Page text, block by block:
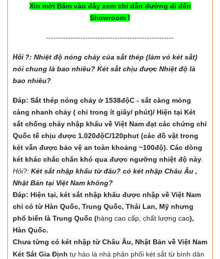
Xin mời Bấm vào đây xem chỉ dẫn đường đi đến
Showroom !
----------------------------------------------------
Hỏi ?: Nhiệt độ nóng chảy của sắt thép (làm vỏ két sắt)
nói chung là bao nhiêu? Két sắt chịu được Nhiệt độ là
bao nhiêu?
Đáp: Sắt thép nóng chảy ở 1538độC - sắt càng mỏng
càng nhanh chảy ( chỉ trong ít giây/ phút)/ Hiện tại Két
sắt chống cháy nhập khẩu về Việt Nam đạt các chứng chỉ
Quốc tế chịu được 1.020độC/120phut (các đồ vật trong
két vẫn được bảo vệ an toàn khoảng ~100độ). Các dòng
két khác chắc chắn khó qua được ngưỡng nhiệt độ này.
Hỏi?: Két sắt nhập khẩu từ đâu? có két nhập Châu Âu ,
Nhật Bản tại Việt Nam không?
Đáp: Hiện tại, két sắt nhập khẩu được nhập về Việt Nam
chỉ có từ Hàn Quốc, Trung Quốc, Thái Lan, Mỹ nhưng
phổ biến là Trung Quốc (hàng cao cấp, chất lượng cao),
Hàn Quốc.
Chưa từng có két nhập từ Châu Âu, Nhật Bản về Việt Nam
Két Sắt Gia Định tự hào là nhà phân phối két sắt từ bình dân